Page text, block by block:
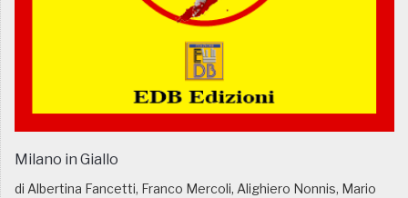
Milano in Giallo
di Albertina Fancetti, Franco Mercoli, Alighiero Nonnis, Mario